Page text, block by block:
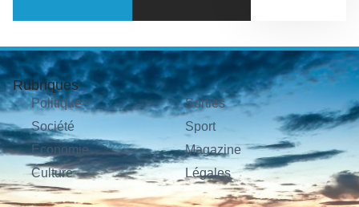
Rubriques
Politique
Société
Économie
Culture
Sorties
Sport
Magazine
Légales